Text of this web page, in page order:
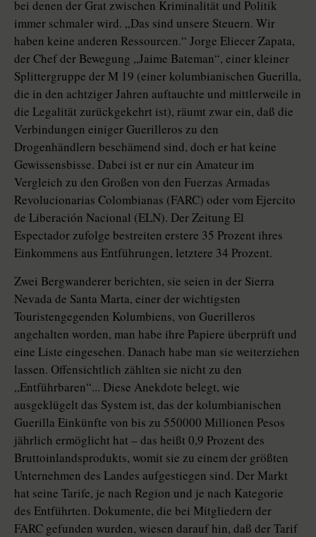
bei denen der Grat zwischen Kriminalität und Politik
immer schmaler wird. „Das sind unsere Steuern. Wir
haben keine anderen Ressourcen.“ Jorge Eliecer Zapata,
der Chef der Bewegung „Jaime Bateman“, einer kleiner
Splittergruppe der M 19 (einer kolumbianischen Guerilla,
die in den achtziger Jahren auftauchte und mittlerweile in
die Legalität zurückgekehrt ist), räumt zwar ein, daß die
Verbindungen einiger Guerilleros zu den
Drogenhändlern beschämend sind, doch er hat keine
Gewissensbisse. Dabei ist er nur ein Amateur im
Vergleich zu den Großen von den Fuerzas Armadas
Revolucionarias Colombianas (FARC) oder vom Ejercito
de Liberación Nacional (ELN). Der Zeitung El
Espectador zufolge bestreiten erstere 35 Prozent ihres
Einkommens aus Entführungen, letztere 34 Prozent.
Zwei Bergwanderer berichten, sie seien in der Sierra
Nevada de Santa Marta, einer der wichtigsten
Touristengegenden Kolumbiens, von Guerilleros
angehalten worden, man habe ihre Papiere überprüft und
eine Liste eingesehen. Danach habe man sie weiterziehen
lassen. Offensichtlich zählten sie nicht zu den
„Entführbaren“... Diese Anekdote belegt, wie
ausgeklügelt das System ist, das der kolumbianischen
Guerilla Einkünfte von bis zu 550000 Millionen Pesos
jährlich ermöglicht hat – das heißt 0,9 Prozent des
Bruttoinlandsprodukts, womit sie zu einem der größten
Unternehmen des Landes aufgestiegen sind. Der Markt
hat seine Tarife, je nach Region und je nach Kategorie
des Entführten. Dokumente, die bei Mitgliedern der
FARC gefunden wurden, wiesen darauf hin, daß der Tarif